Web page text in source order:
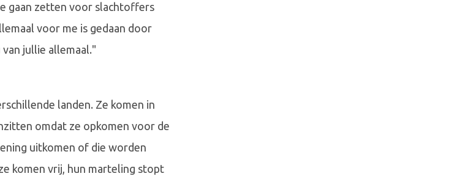
gaan zetten voor slachtoffers
voor me is gedaan door
jullie allemaal."
landen. Ze komen in
omdat ze opkomen voor de
uitkomen of die worden
komen vrij, hun marteling stopt